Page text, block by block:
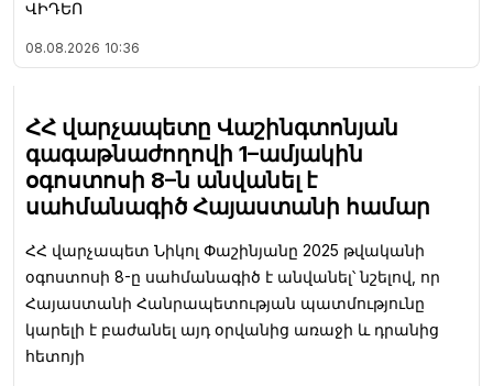
ՎԻԴԵՈ
08.08.2026 10:36
ՀՀ վարչապետը Վաշինգտոնյան
գագաթնաժողովի 1–ամյակին
օգոստոսի 8–ն անվանել է
սահմանագիծ Հայաստանի համար
ՀՀ վարչապետ Նիկոլ Փաշինյանը 2025 թվականի
օգոստոսի 8-ը սահմանագիծ է անվանել՝ նշելով, որ
Հայաստանի Հանրապետության պատմությունը
կարելի է բաժանել այդ օրվանից առաջի և դրանից
հետոյի